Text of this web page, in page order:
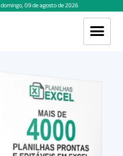
domingo,09deagostode2026